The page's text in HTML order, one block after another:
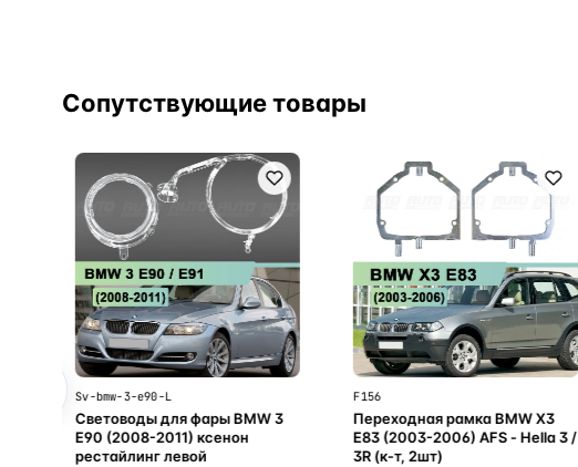
Сопутствующие товары
Sv-bmw-3-e90-L
Световоды для фары BMW 3
E90 (2008-2011) ксенон
рестайлинг левой
F156
Переходная рамка BMW X3
E83 (2003-2006) AFS - Hella 3 /
3R (к-т, 2шт)